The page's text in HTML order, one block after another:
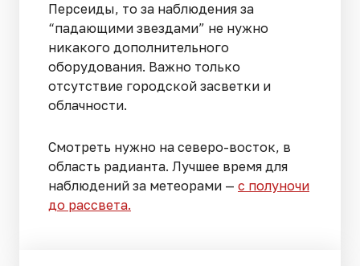
Персеиды, то за наблюдения за
“падающими звездами” не нужно
никакого дополнительного
оборудования. Важно только
отсутствие городской засветки и
облачности.
Смотреть нужно на северо-восток, в
область радианта. Лучшее время для
наблюдений за метеорами — с полуночи
до рассвета.